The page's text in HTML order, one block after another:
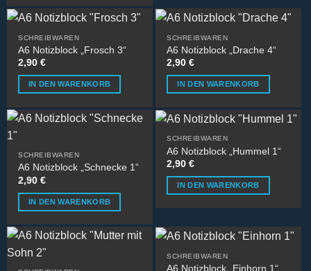
SCHREIBWAREN
A6 Notizblock „Frosch 3“
2,90€
IN DEN WARENKORB
SCHREIBWAREN
A6 Notizblock „Drache 4“
2,90€
IN DEN WARENKORB
SCHREIBWAREN
A6 Notizblock „Schnecke 1“
2,90€
IN DEN WARENKORB
SCHREIBWAREN
A6 Notizblock „Hummel 1“
2,90€
IN DEN WARENKORB
SCHREIBWAREN
A6 Notizblock „Einhorn 1“